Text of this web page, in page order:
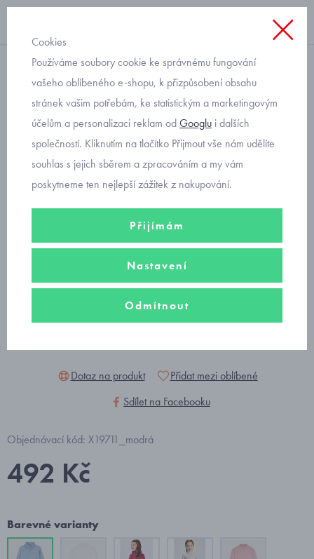
roláky
dětský svetr rolák modrý
Mayoral 313-62
Dotaz na produkt
Přidat mezi oblíbené
Sdílet na Facebooku
Objednávací kód: X19711_modrá
492 Kč
Barevné varianty
Cookies
Používáme soubory cookie ke správnému fungování
vašeho oblíbeného e-shopu, k přizpůsobení obsahu
stránek vašim potřebám, ke statistickým a marketingovým
účelům a personalizaci reklam odGooglu i dalších
společností. Kliknutím na tlačítko Přijmout vše nám udělíte
souhlas s jejich sběrem a zpracováním a my vám
poskytneme ten nejlepší zážitek z nakupování.
Přijímám
Nastavení
Odmítnout